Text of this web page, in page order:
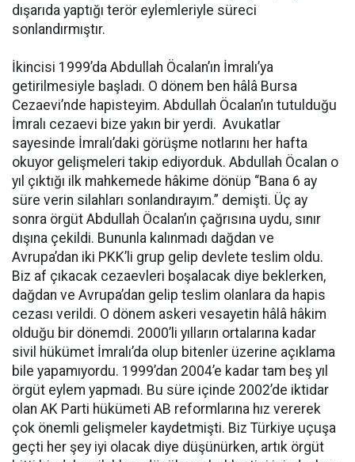
dışarıda yaptığı terör eylemleriyle süreci
sonlandırmıştır.
İkincisi 1999’da Abdullah Öcalan’ın İmralı’ya
getirilmesiyle başladı. O dönem ben hâlâ Bursa
Cezaevi’nde hapisteyim. Abdullah Öcalan’ın tutulduğu
İmralı cezaevi bize yakın bir yerdi. Avukatlar
sayesinde İmralı’daki görüşme notlarını her hafta
okuyor gelişmeleri takip ediyorduk. Abdullah Öcalan o
yıl çıktığı ilk mahkemede hâkime dönüp “Bana 6 ay
süre verin silahları sonlandırayım.” demişti. Üç ay
sonra örgüt Abdullah Öcalan’ın çağrısına uydu, sınır
dışına çekildi. Bununla kalınmadı dağdan ve
Avrupa’dan iki PKK’li grup gelip devlete teslim oldu.
Biz af çıkacak cezaevleri boşalacak diye beklerken,
dağdan ve Avrupa’dan gelip teslim olanlara da hapis
cezası verildi. O dönem askeri vesayetin hâlâ hâkim
olduğu bir dönemdi. 2000’li yılların ortalarına kadar
sivil hükümet İmralı’da olup bitenler üzerine açıklama
bile yapamıyordu. 1999’dan 2004’e kadar tam beş yıl
örgüt eylem yapmadı. Bu süre içinde 2002’de iktidar
olan AK Parti hükümeti AB reformlarına hız vererek
çok önemli gelişmeler kaydetmişti. Biz Türkiye uçuşa
geçti her şey iyi olacak diye düşünürken, artık örgüt